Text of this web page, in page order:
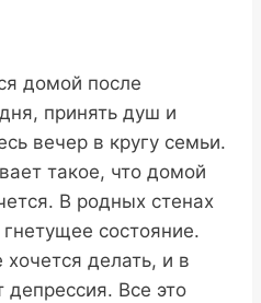
домой после
принять душ и
вечер в кругу семьи.
такое, что домой
В родных стенах
состояние.
делать, и в
депрессия. Все это